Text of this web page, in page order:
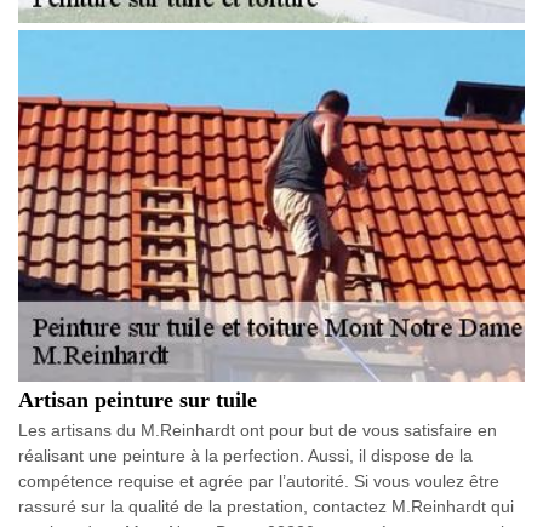
Artisan peinture sur tuile
Les artisans du M.Reinhardt ont pour but de vous satisfaire en
réalisant une peinture à la perfection. Aussi, il dispose de la
compétence requise et agrée par l’autorité. Si vous voulez être
rassuré sur la qualité de la prestation, contactez M.Reinhardt qui